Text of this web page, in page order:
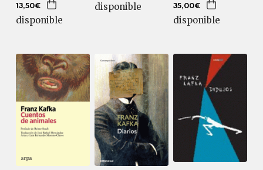
13,50€
disponible
disponible 35,00€
disponible